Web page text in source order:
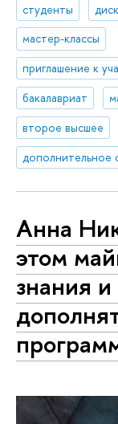
студенты
мастер-классы
приглашение к
бакалавриат
второе высшее
дополнительное
Анна
этом
знания